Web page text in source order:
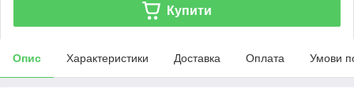
Купити
Опис Характеристики Доставка Оплата Умови